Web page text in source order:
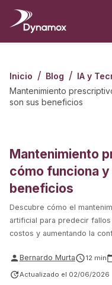
Inicio / Blog / IA y
Mantenimiento
son sus beneficios
Mantenimiento
cómo funciona
beneficios
Descubre cómo el
artificial para predecir
costos y aumentando la
Bernardo Murta 12 min
Actualizado el 02/06/2026